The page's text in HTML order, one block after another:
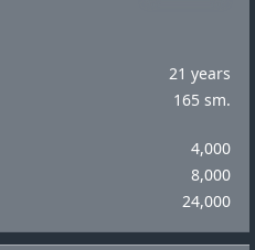
21 years
165 sm.
4,000
8,000
24,000